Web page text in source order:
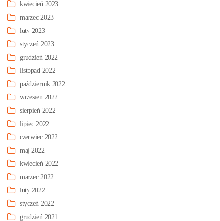
kwiecień 2023
marzec 2023
luty 2023
styczeń 2023
grudzień 2022
listopad 2022
październik 2022
wrzesień 2022
sierpień 2022
lipiec 2022
czerwiec 2022
maj 2022
kwiecień 2022
marzec 2022
luty 2022
styczeń 2022
grudzień 2021